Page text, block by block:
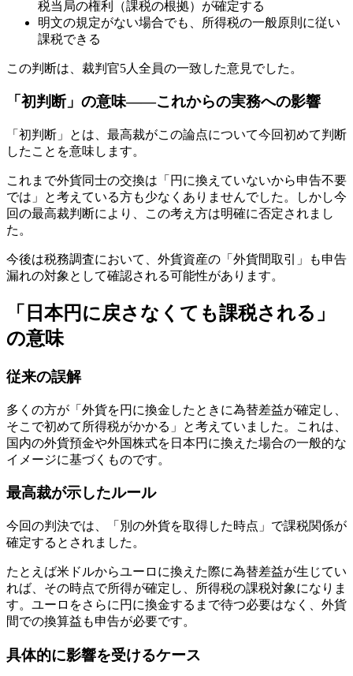
税当局の権利（課税の根拠）が確定する
明文の規定がない場合でも、所得税の一般原則に従い
課税できる
この判断は、裁判官5人全員の一致した意見でした。
「初判断」の意味——これからの実務への影響
「初判断」とは、最高裁がこの論点について今回初めて判断
したことを意味します。
これまで外貨同士の交換は「円に換えていないから申告不要
では」と考えている方も少なくありませんでした。しかし今
回の最高裁判断により、この考え方は明確に否定されまし
た。
今後は税務調査において、外貨資産の「外貨間取引」も申告
漏れの対象として確認される可能性があります。
「日本円に戻さなくても課税される」
の意味
従来の誤解
多くの方が「外貨を円に換金したときに為替差益が確定し、
そこで初めて所得税がかかる」と考えていました。これは、
国内の外貨預金や外国株式を日本円に換えた場合の一般的な
イメージに基づくものです。
最高裁が示したルール
今回の判決では、「別の外貨を取得した時点」で課税関係が
確定するとされました。
たとえば米ドルからユーロに換えた際に為替差益が生じてい
れば、その時点で所得が確定し、所得税の課税対象になりま
す。ユーロをさらに円に換金するまで待つ必要はなく、外貨
間での換算益も申告が必要です。
具体的に影響を受けるケース